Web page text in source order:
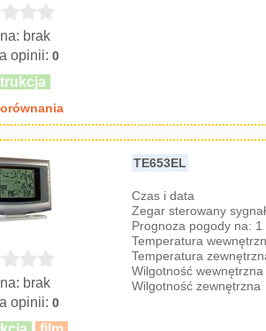
brak
opinii:0
TE653EL
brak
opinii:0
Czas i data
Zegar sterowany
Prognoza pogody na: 1
Temperatura
Temperatura
Wilgotność wewnętrzna
Wilgotność zewnętrzna